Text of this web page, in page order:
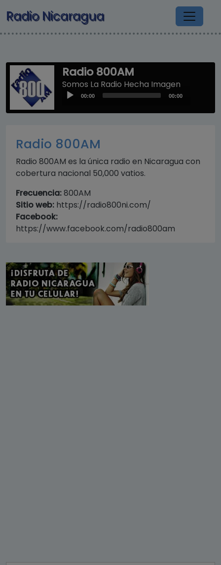
Pasar al contenido principal
Radio Nicaragua
Radio 800AM
Somos La Radio Hecha Imagen
Audio00:00 00:00
Radio 800AM
Radio 800AM es la única radio en Nicaragua con
cobertura nacional 50,000 vatios.
Frecuencia:800AM
Sitio web: https://radio800ni.com/
Facebook:
https://www.facebook.com/radio800am